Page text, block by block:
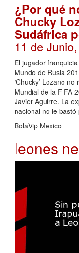
¿Por qué
Chucky
Sudáfrica
11 de
El jugador
Mundo de Rusia
‘Chucky’ Lozano
Mundial de la FIFA
Javier Aguirre. La
nacional no le
BolaVip Mexico
leones